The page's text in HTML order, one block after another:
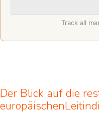
Track all
Der Blick auf die